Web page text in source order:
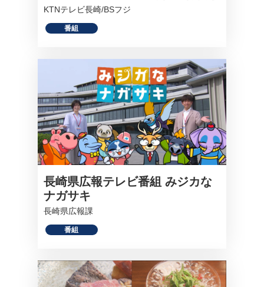
KTNテレビ長崎/BSフジ
番組
長崎県広報テレビ番組 みジカな
ナガサキ
長崎県広報課
番組